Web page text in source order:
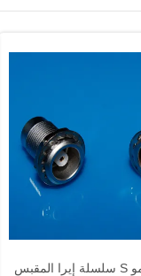
متوافق ليمو S سلسلة إيرا المقبس